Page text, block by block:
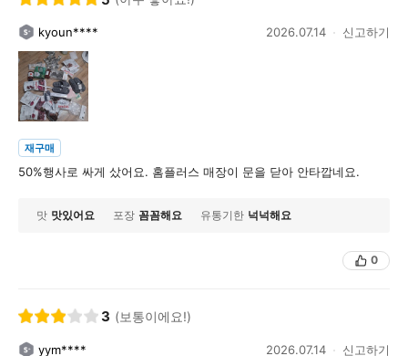
kyoun**** 2026.07.14 신고하기
재구매
50%행사로 싸게 샀어요. 홈플러스 매장이 문을 닫아 안타깝네요.
맛 맛있어요 포장 꼼꼼해요 유통기한 넉넉해요
0
3 (보통이에요!)
yym**** 2026.07.14 신고하기